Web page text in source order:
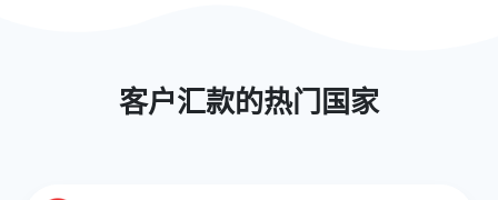
客户汇款的热门国家